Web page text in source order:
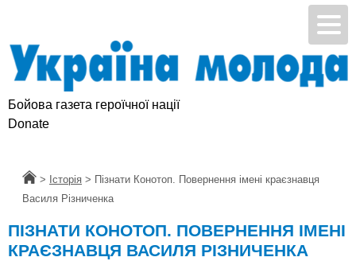
Бойова газета героїчної нації
Підтримай УМ
Головна
> Історія > Пізнати Конотоп. Повернення імені краєзнавця
Василя Рiзниченка
ПІЗНАТИ КОНОТОП. ПОВЕРНЕННЯ ІМЕНІ
КРАЄЗНАВЦЯ ВАСИЛЯ РIЗНИЧЕНКА